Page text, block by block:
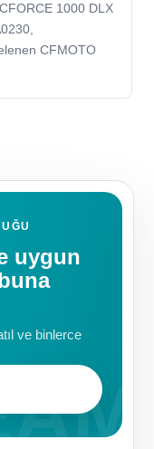
1000 DLX
CFMOTO
uygun
ve binlerce